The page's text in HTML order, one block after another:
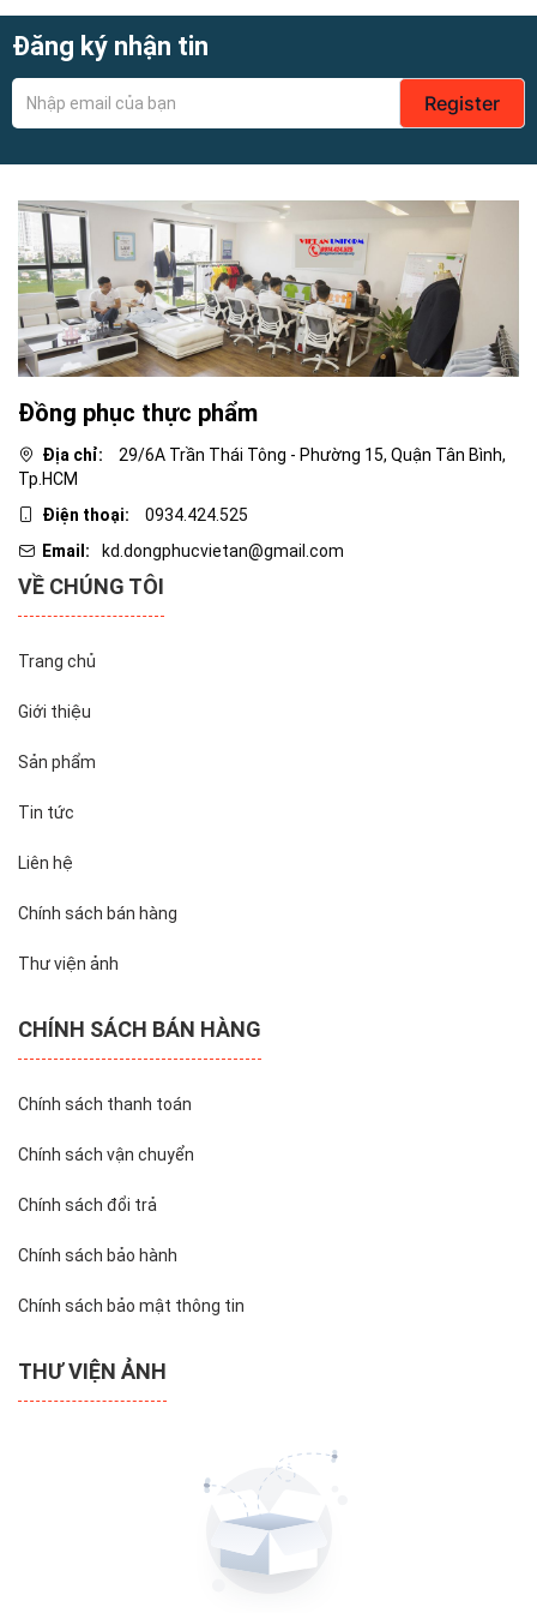
Đăng ký nhận tin
Register
Đồng phục thực phẩm
Địa chỉ:
29/6A Trần Thái Tông - Phường 15, Quận Tân Bình,
Tp.HCM
Điện thoại:
0934.424.525
Email:
kd.dongphucvietan@gmail.com
VỀ CHÚNG TÔI
Trang chủ
Giới thiệu
Sản phẩm
Tin tức
Liên hệ
Chính sách bán hàng
Thư viện ảnh
CHÍNH SÁCH BÁN HÀNG
Chính sách thanh toán
Chính sách vận chuyển
Chính sách đổi trả
Chính sách bảo hành
Chính sách bảo mật thông tin
THƯ VIỆN ẢNH